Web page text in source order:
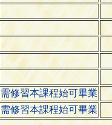
需修習本課程始可畢業
需修習本課程始可畢業